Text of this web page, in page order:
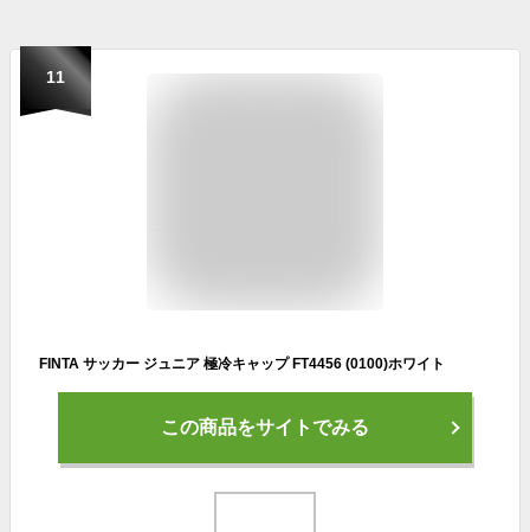
11
FINTA サッカー ジュニア 極冷キャップ FT4456 (0100)ホワイト
この商品をサイトでみる